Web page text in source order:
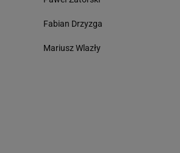
Fabian Drzyzga
Mariusz Wlazły